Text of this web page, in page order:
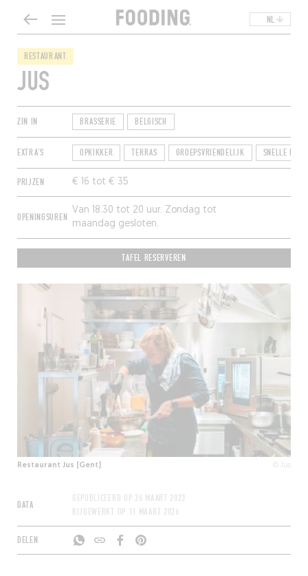
NL
RESTAURANT
JUS
ZIN IN BRASSERIE BELGISCH
EXTRA'S OPKIKKER TERRAS GROEPSVRIENDELIJK SNELLE
PRIJZEN € 16 tot € 35
OPENINGSUREN
Van 18.30 tot 20 uur. Zondag tot
maandag gesloten.
TAFEL RESERVEREN
Restaurant Jus (Gent) © Jus
DATA
GEPUBLICEERD OP 26 MAART 2023
BIJGEWERKT OP
11 MAART 2026
DELEN